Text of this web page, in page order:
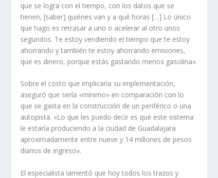
que se logra con el tiempo, con los datos que se
tienen, [saber] quiénes van y a qué horas […] Lo único
que hago es retrasar a uno o acelerar al otro unos
segundos. Te estoy vendiendo el tiempo que te estoy
ahorrando y también te estoy ahorrando emisiones,
que es dinero, porque estás gastando menos gasolina».
Sobre el costo que implicaría su implementación,
aseguró que sería «mínimo» en comparación con lo
que se gasta en la construcción de un periférico o una
autopista. «Lo que les puedo decir es que este sistema
le estaría produciendo a la ciudad de Guadalajara
aproximadamente entre nueve y 14 millones de pesos
diarios de ingreso».
El especialista lamentó que hoy todos los trazos y